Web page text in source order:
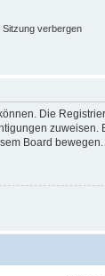
Sitzung verbergen
Die
Board bewegen.